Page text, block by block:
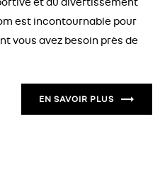
et du divertissement
est incontournable pour
vous avez besoin près de
EN SAVOIR PLUS